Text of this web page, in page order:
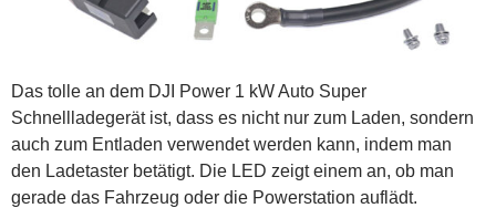
Das tolle an dem DJI Power 1 kW Auto Super
Schnellladegerät ist, dass es nicht nur zum Laden, sondern
auch zum Entladen verwendet werden kann, indem man
den Ladetaster betätigt. Die LED zeigt einem an, ob man
gerade das Fahrzeug oder die Powerstation auflädt.